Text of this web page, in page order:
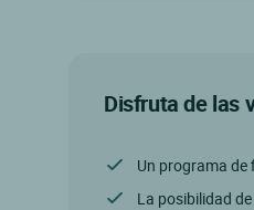
Disfruta de las
Un programa
La posibilidad de